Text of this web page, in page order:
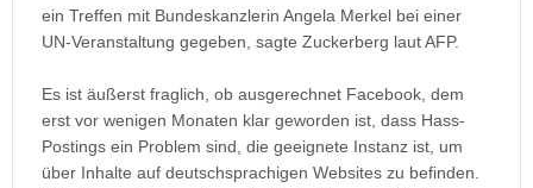
ein Treffen mit Bundeskanzlerin Angela Merkel bei einer
UN-Veranstaltung gegeben, sagte Zuckerberg laut AFP.
Es ist äußerst fraglich, ob ausgerechnet Facebook, dem
erst vor wenigen Monaten klar geworden ist, dass Hass-
Postings ein Problem sind, die geeignete Instanz ist, um
über Inhalte auf deutschsprachigen Websites zu befinden.